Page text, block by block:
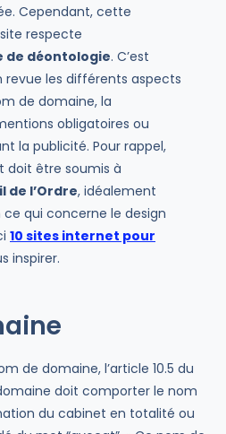
Cependant, cette
respecte
de déontologie. C’est
revue les différents aspects
de domaine, la
obligatoires ou
la publicité. Pour rappel,
doit être soumis à
de l’Ordre, idéalement
ce qui concerne le design
10 sites internet pour
inspirer.
de domaine, l’article 10.5 du
doit comporter le nom
du cabinet en totalité ou